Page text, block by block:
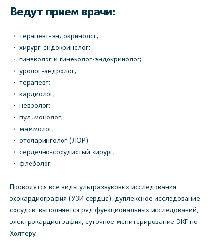
Ведут прием врачи:
терапевт-эндокринолог;
хирург-эндокринолог;
гинеколог и гинеколог-эндокринолог;
уролог-андролог;
терапевт;
кардиолог;
невролог;
пульмонолог;
маммолог;
отоларинголог (ЛОР)
сердечно-сосудистый хирург;
флеболог.
Проводятся все виды ультразвуковых исследования,
эхокардиография (УЗИ сердца), дуплексное исследование
сосудов, выполняется ряд функциональных исследований,
электрокардиография, суточное мониторирование ЭКГ по
Холтеру.